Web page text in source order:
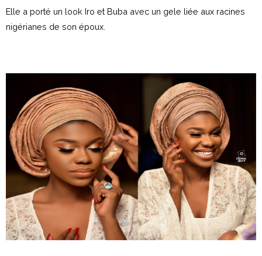
Elle a porté un look Iro et Buba avec un gele liée aux racines
nigérianes de son époux.